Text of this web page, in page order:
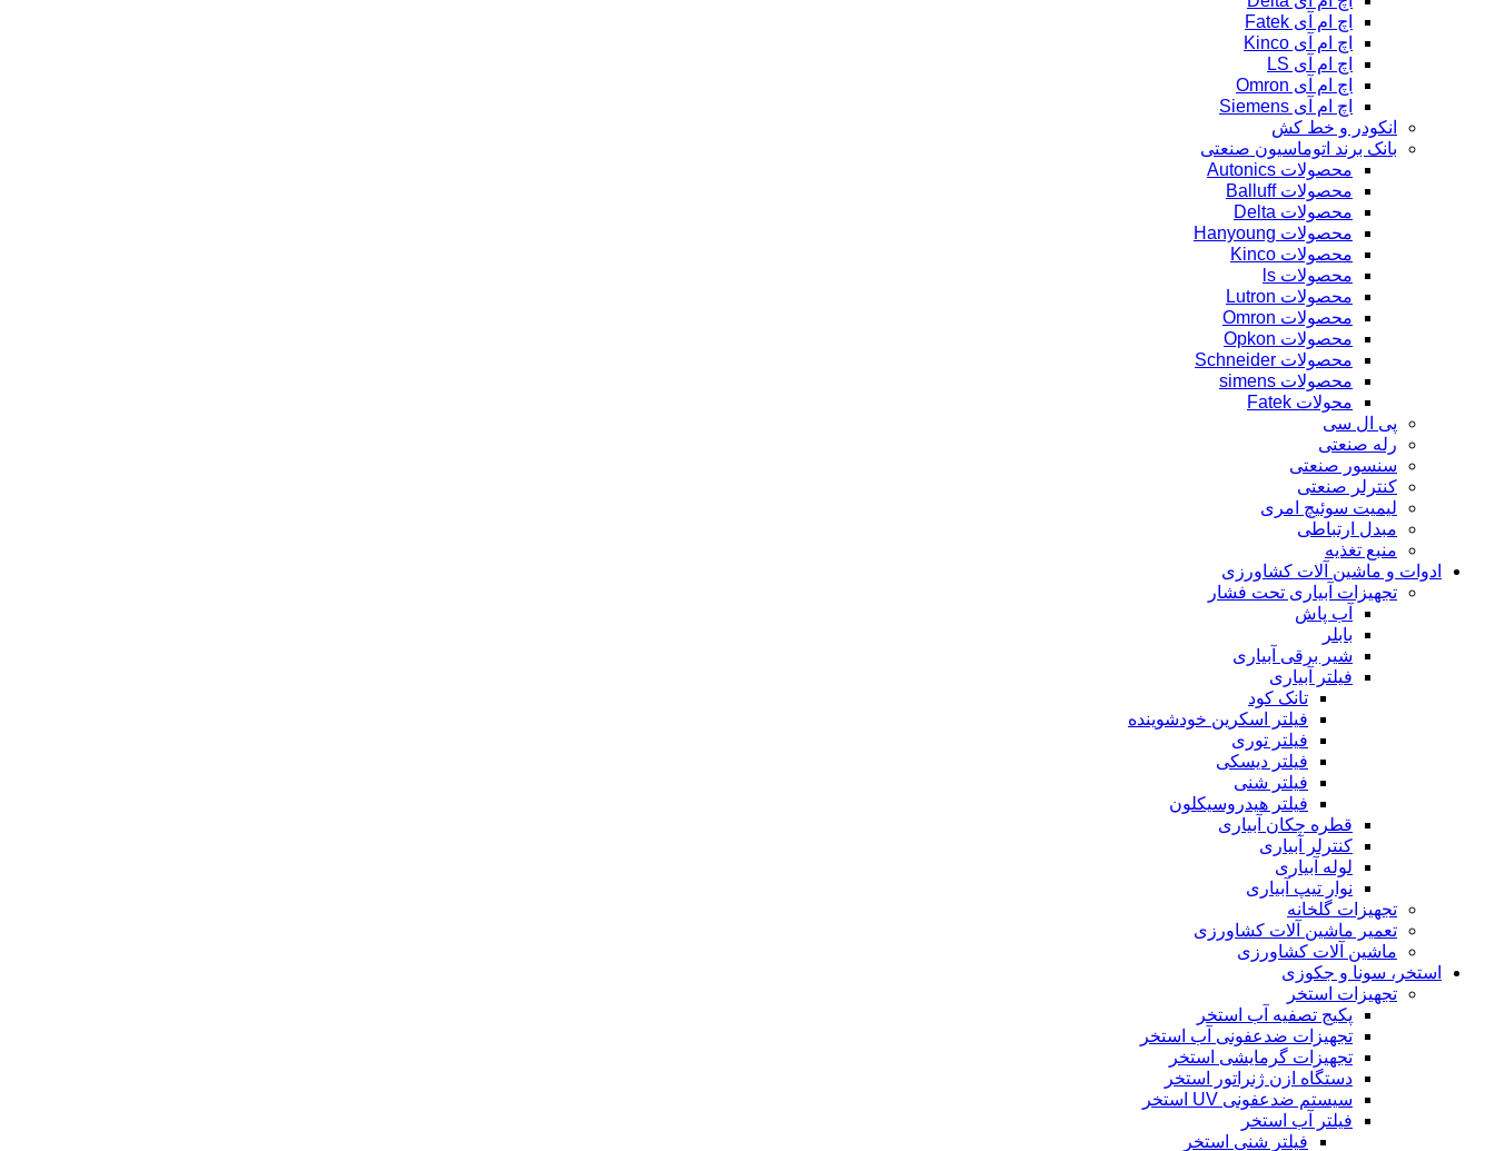
اچ ام آی Fatek
اچ ام آی Kinco
اچ ام آی LS
اچ ام آی Omron
اچ ام آی Siemens
انکودر و خط کش
بانک برند اتوماسیون صنعتی
محصولات Autonics
محصولات Balluff
محصولات Delta
محصولات Hanyoung
محصولات Kinco
محصولات ls
محصولات Lutron
محصولات Omron
محصولات Opkon
محصولات Schneider
محصولات simens
محولات Fatek
پی ال سی
رله صنعتی
سنسور صنعتی
کنترلر صنعتی
لیمیت سوئیچ امری
مبدل ارتباطی
منبع تغذیه
ادوات و ماشین آلات کشاورزی
تجهیزات آبیاری تحت فشار
آب پاش
بابلر
شیر برقی آبیاری
فیلتر آبیاری
تانک کود
فیلتر اسکرین خودشوینده
فیلتر توری
فیلتر دیسکی
فیلتر شنی
فیلتر هیدروسیکلون
قطره چکان آبیاری
کنترلر آبیاری
لوله آبیاری
نوار تیپ آبیاری
تجهیزات گلخانه
تعمیر ماشین آلات کشاورزی
ماشین آلات کشاورزی
استخر، سونا و جکوزی
تجهیزات استخر
پکیج تصفیه آب استخر
تجهیزات ضدعفونی آب استخر
تجهیزات گرمایشی استخر
دستگاه ازن ژنراتور استخر
سیستم ضدعفونی UV استخر
فیلتر آب استخر
فیلتر شنی استخر